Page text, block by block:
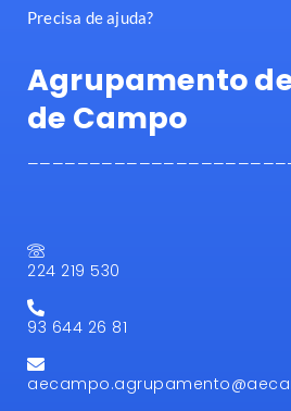
Precisa de ajuda?
Agrupamento
de Campo
224 219 530
93 644 26 81